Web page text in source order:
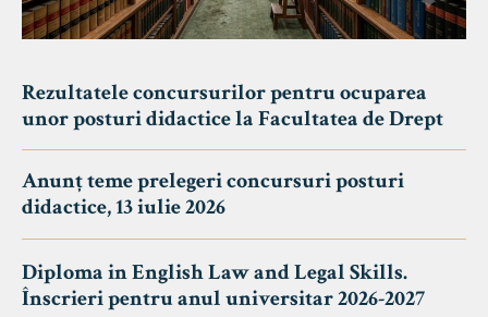
Rezultatele concursurilor pentru ocuparea
unor posturi didactice la Facultatea de Drept
Anunț teme prelegeri concursuri posturi
didactice, 13 iulie 2026
Diploma in English Law and Legal Skills.
Înscrieri pentru anul universitar 2026-2027